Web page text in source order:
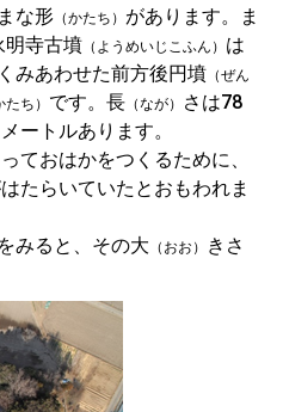
な形 （かたち） があります。ま
明寺古墳 （ようめいじこふん） は
みあわせた前方後円墳 （ぜん
たち） です。長 （なが）
さは78
ートルあります。
ておはかをつくるために、
たらいていたとおもわれま
をみると、その大 （おお）
きさ